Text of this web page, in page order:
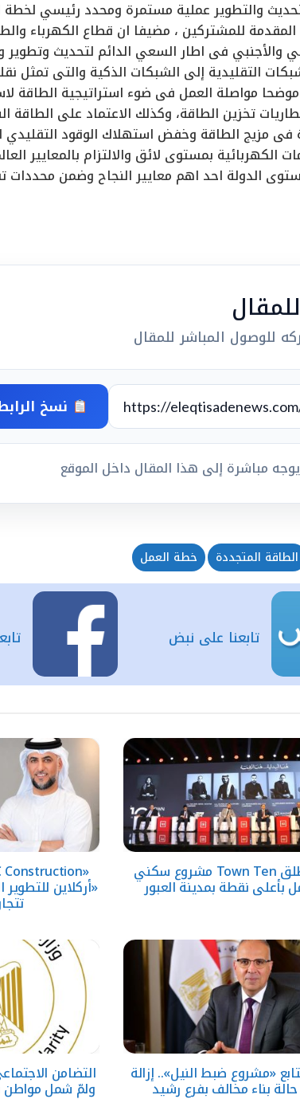
والتطوير عملية مستمرة ومحدد رئيسي لخطة
المقدمة للمشتركين ، مضيفا ان قطاع الكهرباء
والأجنبي فى اطار السعي الدائم لتحديث
التقليدية إلى الشبكات الذكية والتى تمثل
مواصلة العمل فى ضوء استراتيجية الطاقة
تخزين الطاقة، وكذلك الاعتماد على الطاقة
فى مزيج الطاقة وخفض استهلاك الوقود التقليدي
الكهربائية بمستوى لائق والالتزام بالمعايير
الدولة احد اهم معايير النجاح وضمن محددات
للوصول المباشر للمقال
نسخ
مباشرة إلى هذا المقال داخل الموقع
الطاقة المتجددة خطة العمل
تابعنا على نبض
مزايا تطلق Town Ten مشروع سكني
بأعلى نقطة بمدينة العبور «أركلاين
تتجاوز
«مشروع ضبط النيل».. إزالة التضامن